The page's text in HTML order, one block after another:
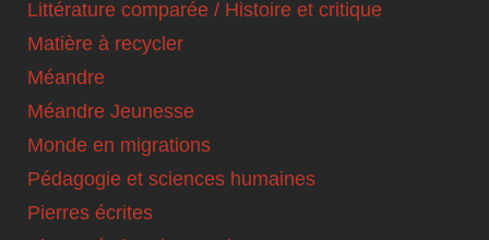
Littérature comparée / Histoire et critique
Matière à recycler
Méandre
Méandre Jeunesse
Monde en migrations
Pédagogie et sciences humaines
Pierres écrites